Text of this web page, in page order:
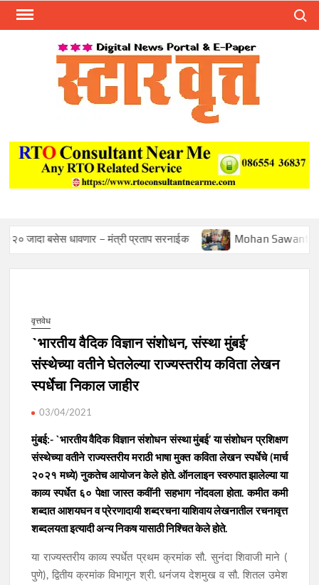
Skip
बसेस धावणार – मंत्री प्रताप सरनाईक Mohan Sawant
वृत्तवेध
`भारतीय वैदिक विज्ञान संशोधन, संस्था मुंबई’
संस्थेच्या वतीने घेतलेल्या राज्यस्तरीय कविता लेखन
स्पर्धेचा निकाल जाहीर
03/04/2021
मुंबई:- `भारतीय वैदिक विज्ञान संशोधन संस्था मुंबई’ या संशोधन प्रशिक्षण
संस्थेच्या वतीने राज्यस्तरीय मराठी भाषा मुक्त कविता लेखन स्पर्धेचे (मार्च
२०२१ मध्ये) नुकतेच आयोजन केले होते. ऑनलाइन स्वरुपात झालेल्या या
काव्य स्पर्धेत ६० पेक्षा जास्त कवींनी सहभाग नोंदवला होता. कमीत कमी
शब्दात आशयघन व प्रेरणादायी शब्दरचना याशिवाय लेखनातील रचनावृत्त
शब्दलयता इत्यादी अन्य निकष यासाठी निश्चित केले होते.
या राज्यस्तरीय काव्य स्पर्धेत प्रथम क्रमांक सौ. सुनंदा शिवाजी माने (
पुणे), द्वितीय क्रमांक विभागून श्री. धनंजय देशमुख व सौ. शितल उमेश